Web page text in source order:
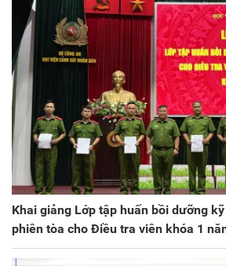
Khai giảng Lớp tập huấn bồi dưỡng
phiên tòa cho Điều tra viên khóa 1